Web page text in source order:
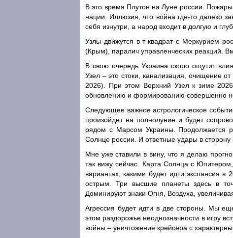
В это время Плутон на Луне россии.
нации. Иллюзия, что война где-то далеко
себя изнутри, а народ входит в долгую и
Узлы движутся в т-квадрат с Меркурием
(Крым), паралич управленческих реакций.
В свою очередь Украина скоро ощутит
Узел – это стоки, канализация, очищение
2026). При этом Верхний Узел к зиме
обновлению и формированию совершенно
Следующее важное астрологическое
произойдет на полнолуние и будет
рядом с Марсом Украины. Продолжается
Солнце россии. И ответные удары в сторону
Мне уже ставили в вину, что я делаю
так вижу сейчас. Карта Солнца с
вариантах, какими будет идти экспансия
острым. Три высшие планеты здесь в
Доминируют знаки Огня, Воздуха,
Агрессия будет идти в две стороны. Мы
этом раздорожье неоднозначности в игру
войны – уничтожение крейсера с